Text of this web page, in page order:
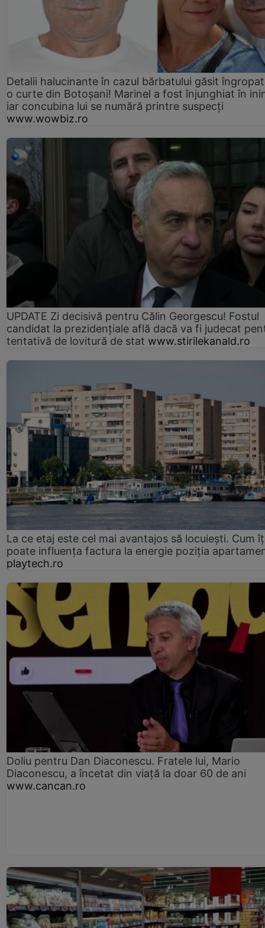
Detalii halucinante în cazul bărbatului găsit
o curte din Botoșani! Marinel a fost înjunghiat în
iar concubina lui se numără printre suspecți
www.wowbiz.ro
UPDATE Zi decisivă pentru Călin Georgescu! Fostul
candidat la prezidențiale află dacă va fi judecat
tentativă de lovitură de stat www.stirilekanald.ro
La ce etaj este cel mai avantajos să locuiești. Cum
poate influența factura la energie poziția
playtech.ro
Doliu pentru Dan Diaconescu. Fratele lui, Mario
Diaconescu, a încetat din viață la doar 60 de ani
www.cancan.ro